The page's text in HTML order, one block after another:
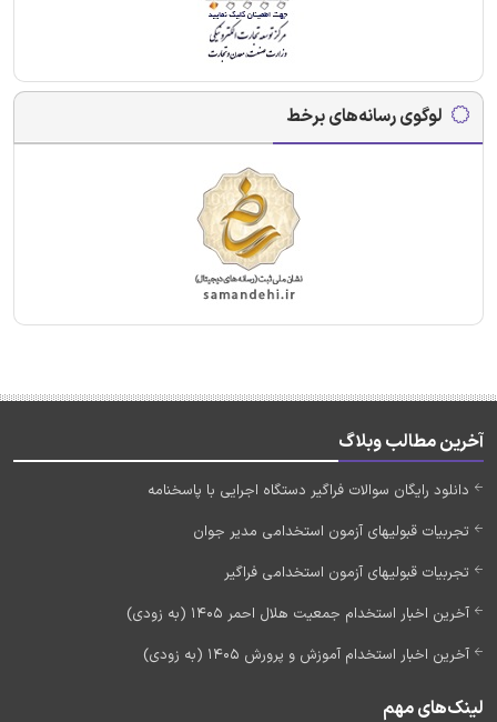
لوگوی رسانه‌های برخط
آخرین مطالب وبلاگ
دانلود رایگان سوالات فراگیر دستگاه اجرایی با پاسخنامه
تجربیات قبولیهای آزمون استخدامی مدیر جوان
تجربیات قبولیهای آزمون استخدامی فراگیر
آخرین اخبار استخدام جمعیت هلال احمر 1405 (به زودی)
آخرین اخبار استخدام آموزش و پرورش 1405 (به زودی)
لینک‌های مهم